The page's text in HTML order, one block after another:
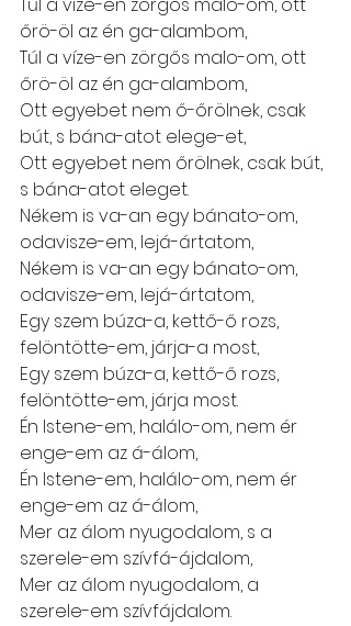
Túl a víze-en zörgős malo-om, ott
őrö-öl az én ga-alambom,
Túl a víze-en zörgős malo-om, ott
őrö-öl az én ga-alambom,
Ott egyebet nem ő-őrölnek, csak
bút, s bána-atot elege-et,
Ott egyebet nem őrölnek, csak bút,
s bána-atot eleget.
Nékem is va-an egy bánato-om,
odavisze-em, lejá-ártatom,
Nékem is va-an egy bánato-om,
odavisze-em, lejá-ártatom,
Egy szem búza-a, kettő-ő rozs,
felöntötte-em, járja-a most,
Egy szem búza-a, kettő-ő rozs,
felöntötte-em, járja most.
Én Istene-em, halálo-om, nem ér
enge-em az á-álom,
Én Istene-em, halálo-om, nem ér
enge-em az á-álom,
Mer az álom nyugodalom, s a
szerele-em szívfá-ájdalom,
Mer az álom nyugodalom, a
szerele-em szívfájdalom.